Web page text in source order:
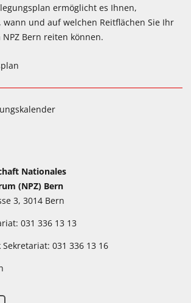
ermöglicht es Ihnen,
wann und auf welchen Reitflächen Sie Ihr
Bern reiten können.
Nationales
(NPZ) Bern
3, 3014 Bern
031 336 13 13
031 336 13 16